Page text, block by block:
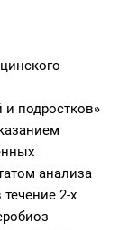
и подростков»
анализа
2-х